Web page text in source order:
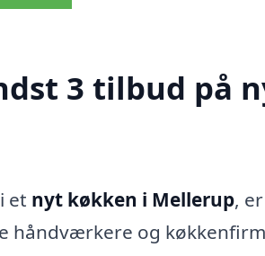
3 tilbud på
et nyt køkken i Mellerup,
håndværkere og